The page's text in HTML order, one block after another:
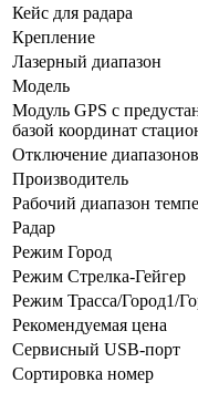
Кейс для радара
Крепление
Лазерный диапазон
Модель
Модуль GPS с
базой координат
Отключение
Производитель
Рабочий диапазон
Радар
Режим Город
Режим Стрелка-Гейгер
Режим Трасса/Город1/
Рекомендуемая цена
Сервисный USB-порт
Сортировка номер